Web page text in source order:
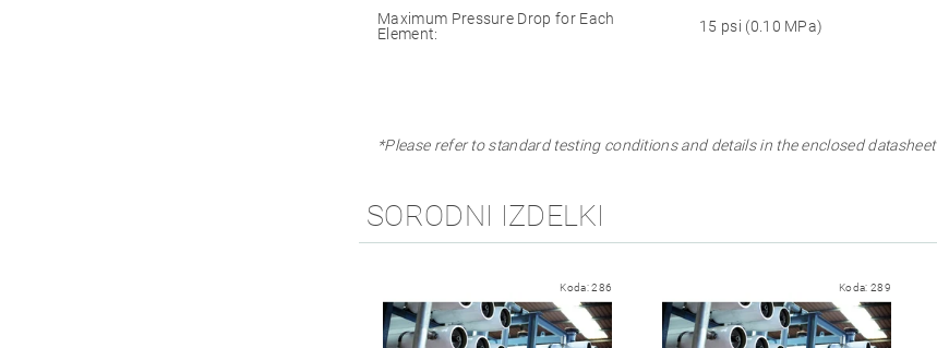
Maximum Pressure Drop for Each
Element:
15 psi (0.10 MPa)
*Please refer to standard testing conditions and details in the enclosed datasheet
SORODNI IZDELKI
Koda:286 Koda:289